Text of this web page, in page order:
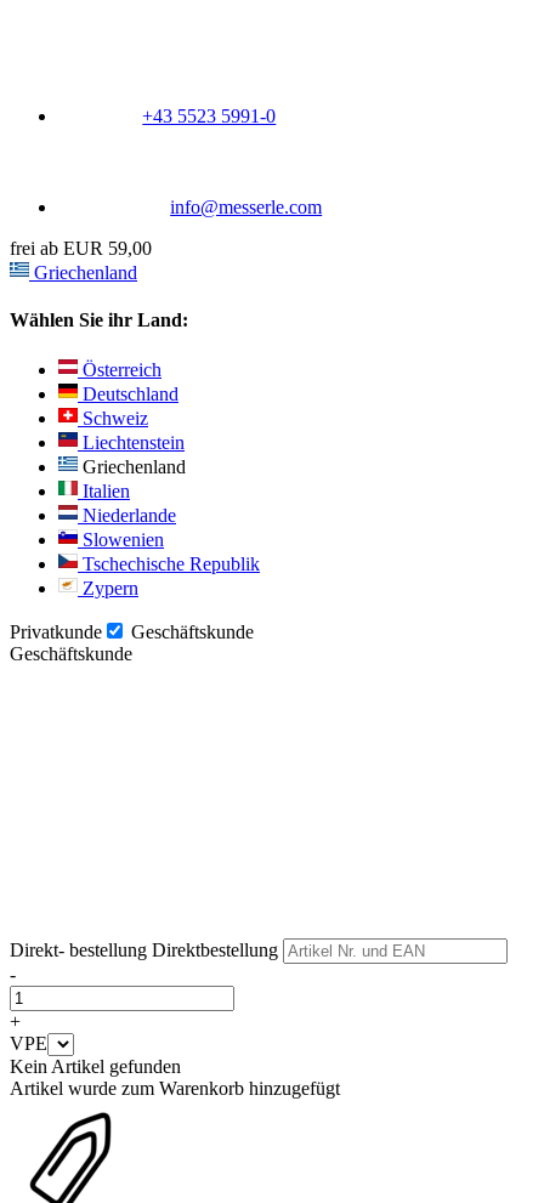
+43 5523 5991-0
info@messerle.com
frei ab EUR 59,00
Griechenland
Wählen Sie ihr Land:
Österreich
Deutschland
Schweiz
Liechtenstein
Griechenland
Italien
Niederlande
Slowenien
Tschechische Republik
Zypern
Privatkunde
Geschäftskunde
Geschäftskunde
Direkt- bestellung Direktbestellung
-
+
VPE
Kein Artikel gefunden
Artikel wurde zum Warenkorb hinzugefügt